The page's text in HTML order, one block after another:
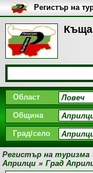
Къща
Регистър на
Област
Община
Град/село
Регистър на туризма
Априлци » Град